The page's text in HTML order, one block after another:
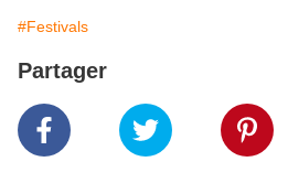
#Festivals
Partager